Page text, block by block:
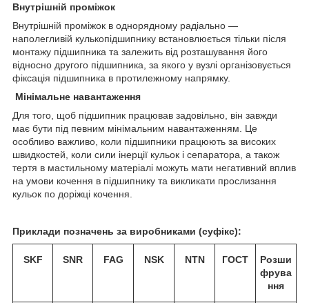
Внутрішній проміжок
Внутрішній проміжок в однорядному радіально —
наполегливій кулькопідшипнику встановлюється тільки після
монтажу підшипника та залежить від розташування його
відносно другого підшипника, за якого у вузлі організовується
фіксація підшипника в протилежному напрямку.
Мінімальне навантаження
Для того, щоб підшипник працював задовільно, він завжди
має бути під певним мінімальним навантаженням. Це
особливо важливо, коли підшипники працюють за високих
швидкостей, коли сили інерції кульок і сепаратора, а також
тертя в мастильному матеріалі можуть мати негативний вплив
на умови кочення в підшипнику та викликати прослизання
кульок по доріжці кочення.
Приклади позначень за виробниками (суфікс):
SKF SNR FAG NSK NTN ГОСТ
Розши
фрува
ння